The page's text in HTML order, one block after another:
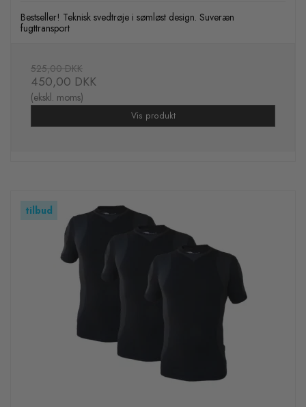
Bestseller! Teknisk svedtrøje i sømløst design. Suveræn
fugttransport
525,00 DKK
450,00 DKK
(ekskl. moms)
Vis produkt
tilbud